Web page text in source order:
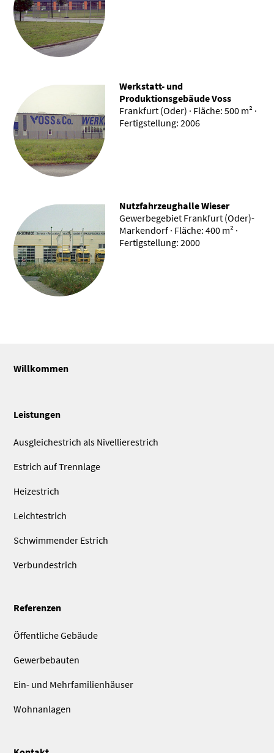
Werkstatt- und
Produktionsgebäude Voss
Frankfurt (Oder) · Fläche: 500 m² ·
Fertigstellung: 2006
Nutzfahrzeughalle Wieser
Gewerbegebiet Frankfurt (Oder)-
Markendorf · Fläche: 400 m² ·
Fertigstellung: 2000
Willkommen
Leistungen
Ausgleichestrich als Nivellierestrich
Estrich auf Trennlage
Heizestrich
Leichtestrich
Schwimmender Estrich
Verbundestrich
Referenzen
Öffentliche Gebäude
Gewerbebauten
Ein- und Mehrfamilien­häuser
Wohnanlagen